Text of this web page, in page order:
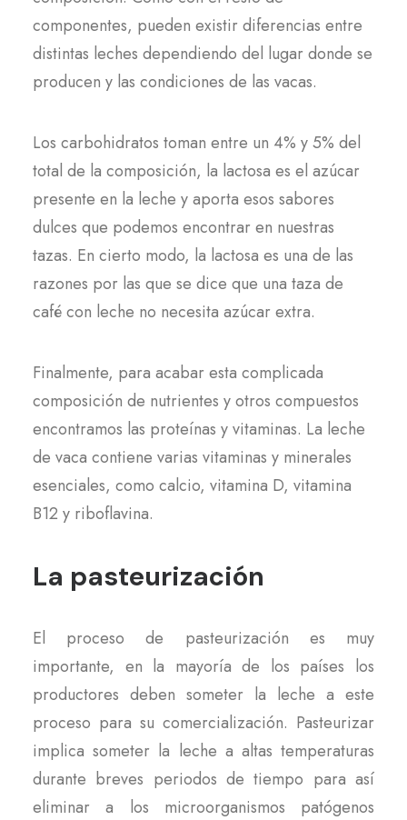
componentes, pueden existir diferencias entre
distintas leches dependiendo del lugar donde se
producen y las condiciones de las vacas.
Los carbohidratos toman entre un 4% y 5% del
total de la composición, la lactosa es el azúcar
presente en la leche y aporta esos sabores
dulces que podemos encontrar en nuestras
tazas. En cierto modo, la lactosa es una de las
razones por las que se dice que una taza de
café con leche no necesita azúcar extra.
Finalmente, para acabar esta complicada
composición de nutrientes y otros compuestos
encontramos las proteínas y vitaminas. La leche
de vaca contiene varias vitaminas y minerales
esenciales, como calcio, vitamina D, vitamina
B12 y riboflavina.
La pasteurización
El proceso de pasteurización es muy
importante, en la mayoría de los países los
productores deben someter la leche a este
proceso para su comercialización. Pasteurizar
implica someter la leche a altas temperaturas
durante breves periodos de tiempo para así
eliminar a los microorganismos patógenos